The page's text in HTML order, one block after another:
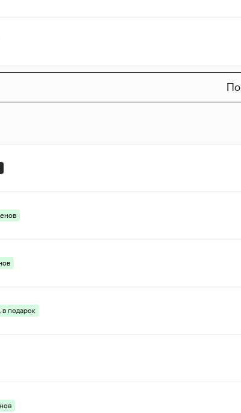
в подарок